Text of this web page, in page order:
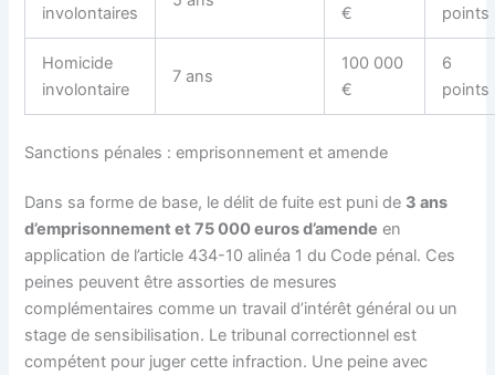
involontaires
€
points
Homicide
involontaire
7 ans
100 000
€
6
points
Sanctions pénales : emprisonnement et amende
Dans sa forme de base, le délit de fuite est puni de 3 ans
d’emprisonnement et 75 000 euros d’amende en
application de l’article 434-10 alinéa 1 du Code pénal. Ces
peines peuvent être assorties de mesures
complémentaires comme un travail d’intérêt général ou un
stage de sensibilisation. Le tribunal correctionnel est
compétent pour juger cette infraction. Une peine avec